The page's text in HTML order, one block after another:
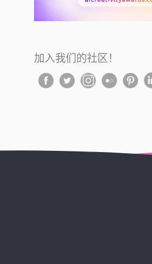
加入我们的社区！